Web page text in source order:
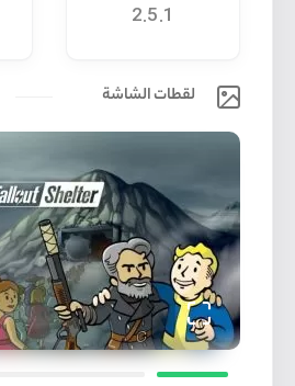
2.5.1
لقطات الشاشة